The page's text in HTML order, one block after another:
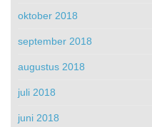
oktober 2018
september 2018
augustus 2018
juli 2018
juni 2018